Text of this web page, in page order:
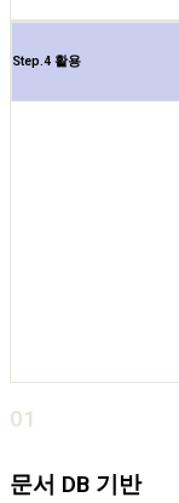
Step.4 활용
01
문서 DB 기반